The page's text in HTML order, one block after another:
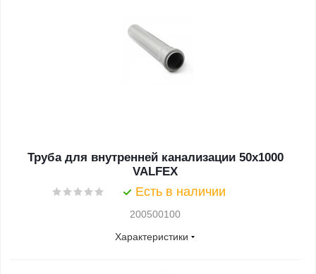
Труба для внутренней канализации 50х1000
VALFEX
Есть в наличии
200500100
Характеристики